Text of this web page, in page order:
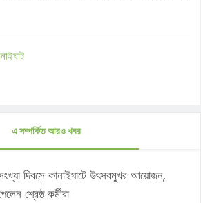
এ সম্পর্কিত আরও খবর
দিবসে কানাইঘাটে উৎসবমুখর আয়োজন,
শ্রেষ্ঠ কর্মীরা